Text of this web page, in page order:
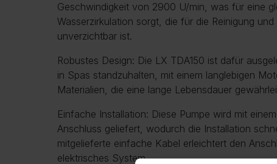
Geschwindigkeit von 2900 U/min, was für eine
Wasserzirkulation sorgt, die für die Reinigung
unverzichtbar ist.
Robustes Design: Die LX TDA150 ist dafür
in Spas standzuhalten, mit einem langlebigen
Materialien, die eine lange Lebensdauer
Einfache Installation: Diese Pumpe wird mit
Anschluss geliefert, wodurch die Installation
mitgelieferte einfache Kabel erleichtert den
elektrisches System.